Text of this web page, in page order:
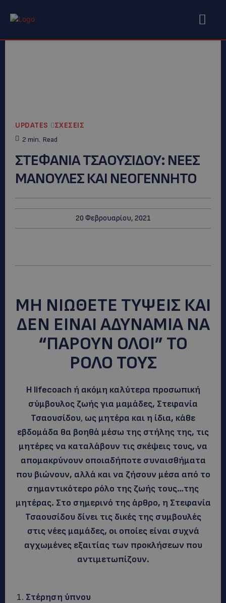
UPDATES ΣΧΕΣΕΙΣ
2 min. Read
ΣΤΕΦΑΝΙΑ ΤΣΑΟΥΣΙΔΟΥ: ΝΕΕΣ
ΜΑΝΟΥΛΕΣ ΚΑΙ ΝΕΟΓΕΝΝΗΤΟ
20 Φεβρουαρίου, 2021
ΜΗ ΝΙΩΘΕΤΕ ΤΥΨΕΙΣ ΚΑΙ
ΔΕΝ ΕΙΝΑΙ ΑΔΥΝΑΜΙΑ ΝΑ
“ΠΑΡΟΥΝ ΟΛΟΙ” ΤΟ
ΡΟΛΟ ΤΟΥΣ
Η lifecoach ή ακόμη καλύτερα προσωπική
σύμβουλος ζωής για μαμάδες, Στεφανία
Τσαουσίδου, ως μητέρα και η ίδια, κάθε
εβδομάδα θα βοηθά μέσω της στήλης της, τις
μητέρες να καταλάβουν τις σκέψεις τους, να
απομακρύνουν οποιαδήποτε συναισθήματα
που βιώνουν, αλλά και να ζήσουν μέσα από το
σημαντικότερο ρόλο της ζωής τους…της
μητέρας. Στο σημερινό της άρθρο, η Στεφανία
Τσαουσίδου δίνει τις δικές της συμβουλές
στις νέες μαμάδες, οι οποίες είναι συχνά
αγχωμένες εξαιτίας των προκλήσεων που
αντιμετωπίζουν.
Στέρηση ύπνου